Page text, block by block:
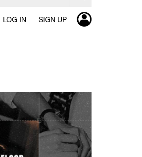
LOG IN SIGN UP